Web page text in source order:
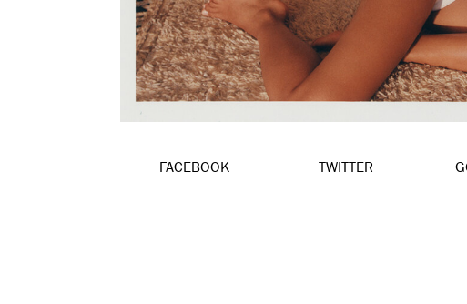
FACEBOOK TWITTER